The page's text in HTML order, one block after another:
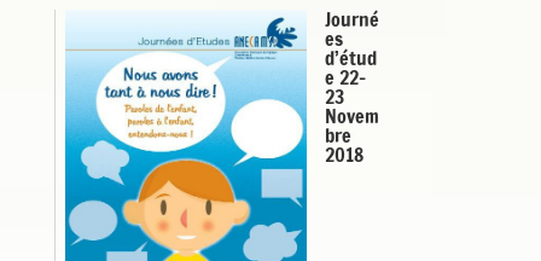
Journé
es
d’étud
e 22-
23
Novem
bre
2018